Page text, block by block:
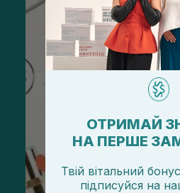
ОТРИМАЙ
НА ПЕРШЕ
Твій вітальний
підписуйся на